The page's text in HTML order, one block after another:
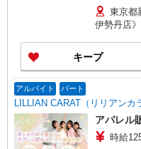
能性あり
種手当あり □アルバイト・パートタイムスタ
(時給
実働7時間
東京都
伊勢丹店》
キープ
アルバイト パート
LILLIAN CARAT（リリアンカ
アパレル
時給